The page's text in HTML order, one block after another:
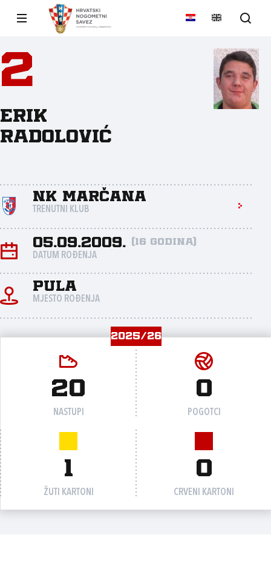
2
Erik
Radolović
NK Marčana
TRENUTNI KLUB
05.09.2009. (16 godina)
DATUM ROĐENJA
Pula
MJESTO ROĐENJA
2025/26
20
NASTUPI
0
POGOTCI
1
ŽUTI KARTONI
0
CRVENI KARTONI